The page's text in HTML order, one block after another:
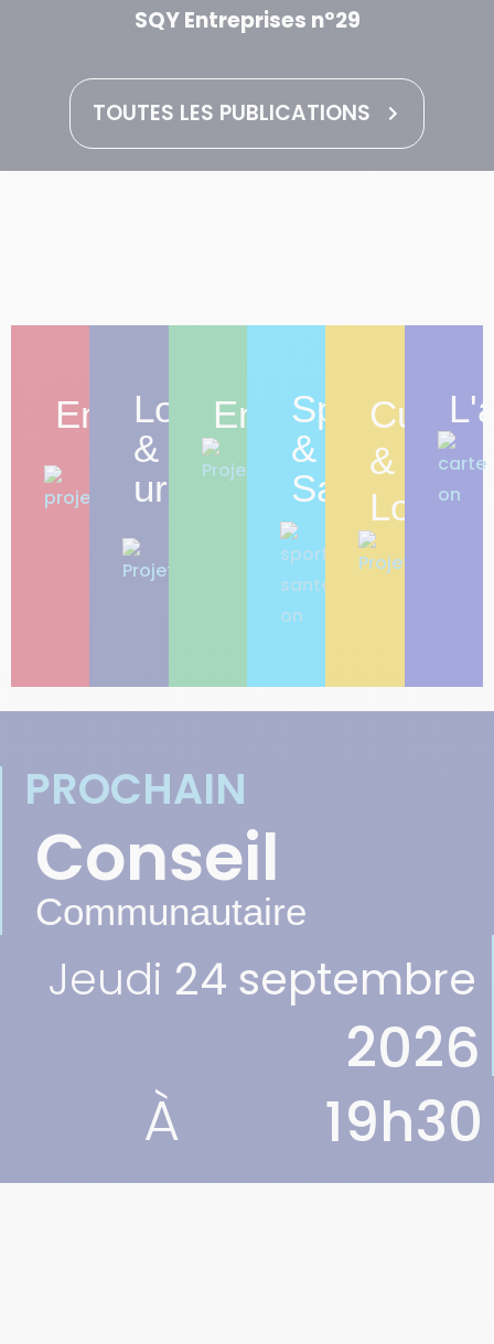
SQY Entreprises n°28
TOUTES LES PUBLICATIONS
Entreprendre
Logement
&
urbanisme
Environnement
Sport
&
Santé
Culture
&
Loisirs
PROCHAIN
Conseil
Communautaire
Jeudi 24 septembre
2026
À
19h30